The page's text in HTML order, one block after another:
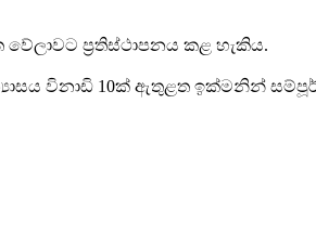
ප්‍රතිස්ථාපනය කළ හැකිය.
විනාඩි 10ක් ඇතුළත ඉක්මනින්